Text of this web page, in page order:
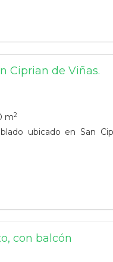
Ciprian de Viñas.
m2
ubicado en San
con balcón